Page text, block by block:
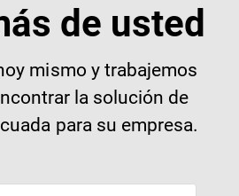
de usted
mismo y trabajemos
la solución de
para su empresa.